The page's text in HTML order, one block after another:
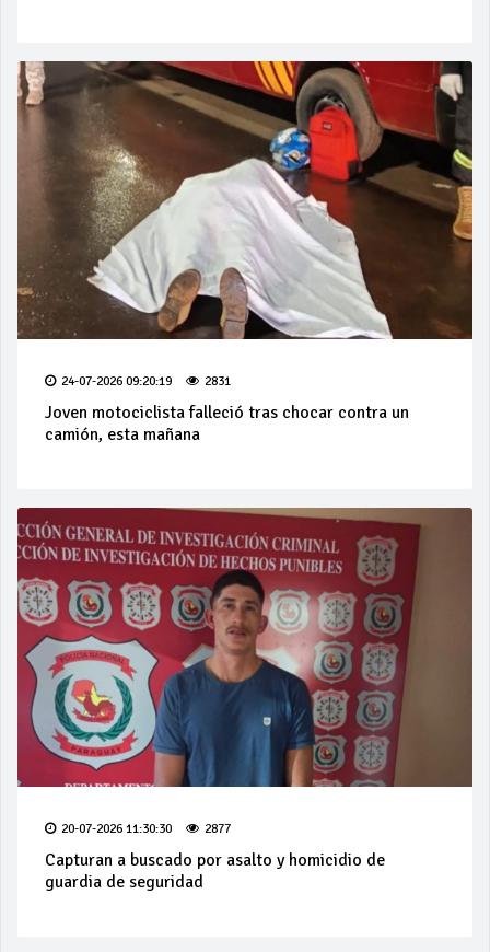
24-07-2026 09:20:19 2831
Joven motociclista falleció tras chocar contra un
camión, esta mañana
20-07-2026 11:30:30 2877
Capturan a buscado por asalto y homicidio de
guardia de seguridad